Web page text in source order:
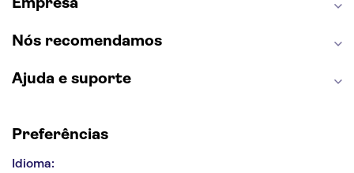
Nós recomendamos
Ajuda e suporte
Preferências
Idioma: